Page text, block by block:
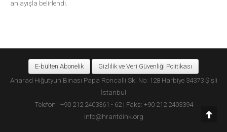
anlayışla belirlendi.
E-bülten Abonelik Gizlilik ve Veri Güvenliği Politikası
Anarad Hığutyun Binası Papa Roncalli Sk. No: 128 Harbiye 34373 Şişli
İstanbul
Telefon : +90 212 2403361 - 62 | Faks: +90 212 2403394
info@hrantdink.org